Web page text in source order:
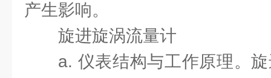
产生影响。
旋进旋涡流量计
a. 仪表结构与工作原理。